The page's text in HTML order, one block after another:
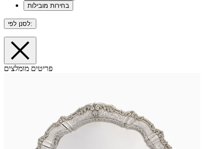
בחירות מובילות
לסנן לפי:
פריטים מומלצים